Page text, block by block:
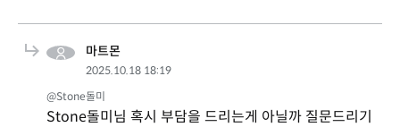
마트몬
2025.10.18 18:19
@Stone돌미
Stone돌미님 혹시 부담을 드리는게 아닐까 질문드리기